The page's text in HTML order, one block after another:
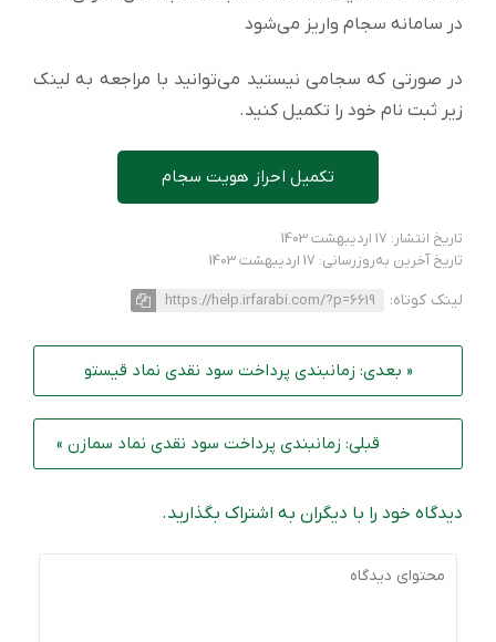
در سامانه سجام واریز می‌شود
در صورتی که سجامی نیستید می‌توانید با مراجعه به لینک
زیر ثبت نام خود را تکمیل کنید.
تکمیل احراز هویت سجام
تاریخ انتشار: 17 اردیبهشت 1403
تاریخ آخرین به‌روزرسانی: 17 اردیبهشت 1403
لینک کوتاه: https://help.irfarabi.com/?p=6619
« بعدی: زمانبندی پرداخت سود نقدی نماد قیستو
قبلی: زمانبندی پرداخت سود نقدی نماد سمازن »
دیدگاه خود را با دیگران به اشتراک بگذارید.